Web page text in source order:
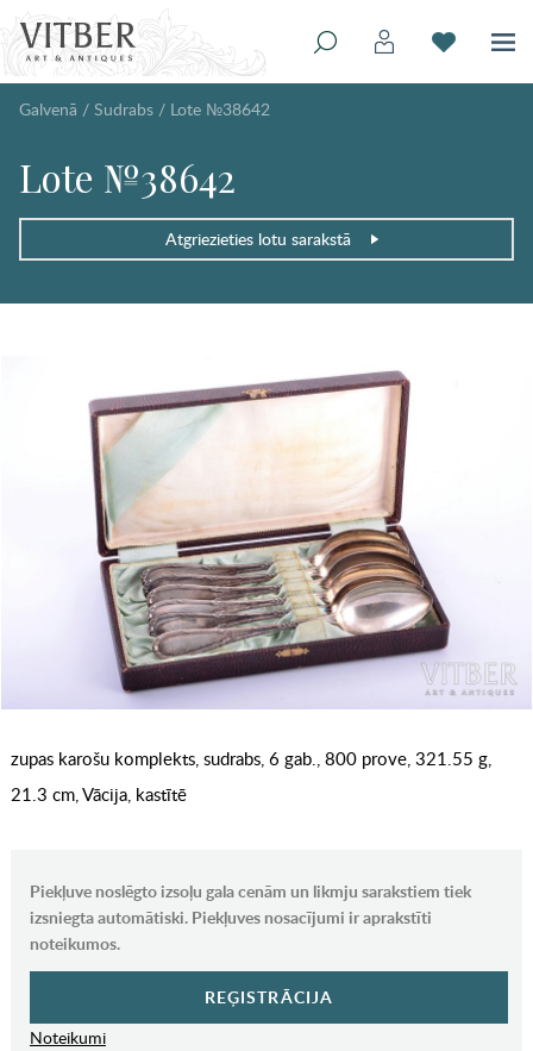
Galvenā / Sudrabs / Lote №38642
Lote №38642
Atgriezieties lotu sarakstā
zupas karošu komplekts, sudrabs, 6 gab., 800 prove, 321.55 g,
21.3 cm, Vācija, kastītē
Piekļuve noslēgto izsoļu gala cenām un likmju sarakstiem tiek
izsniegta automātiski. Piekļuves nosacījumi ir aprakstīti
noteikumos.
REĢISTRĀCIJA
Noteikumi